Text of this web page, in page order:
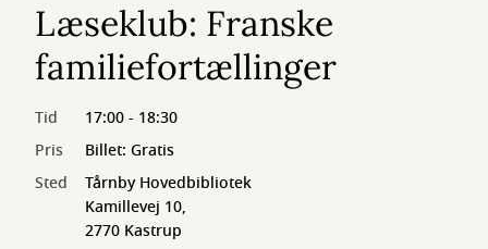
Læseklub: Franske
familiefortællinger
Tid
17:00 - 18:30
Pris
Billet: Gratis
Sted
Tårnby Hovedbibliotek
Kamillevej 10,
2770 Kastrup